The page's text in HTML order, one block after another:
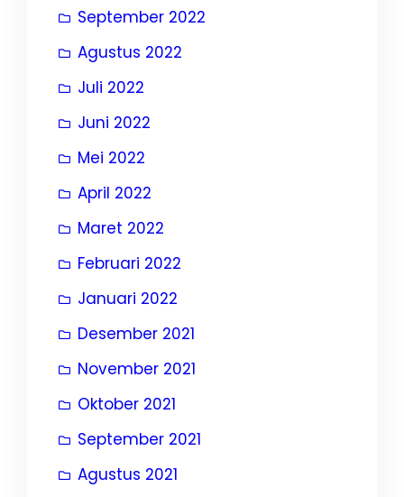
September 2022
Agustus 2022
Juli 2022
Juni 2022
Mei 2022
April 2022
Maret 2022
Februari 2022
Januari 2022
Desember 2021
November 2021
Oktober 2021
September 2021
Agustus 2021